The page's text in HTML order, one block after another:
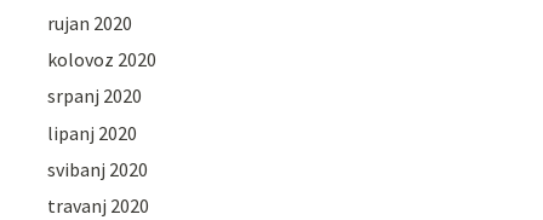
rujan 2020
kolovoz 2020
srpanj 2020
lipanj 2020
svibanj 2020
travanj 2020